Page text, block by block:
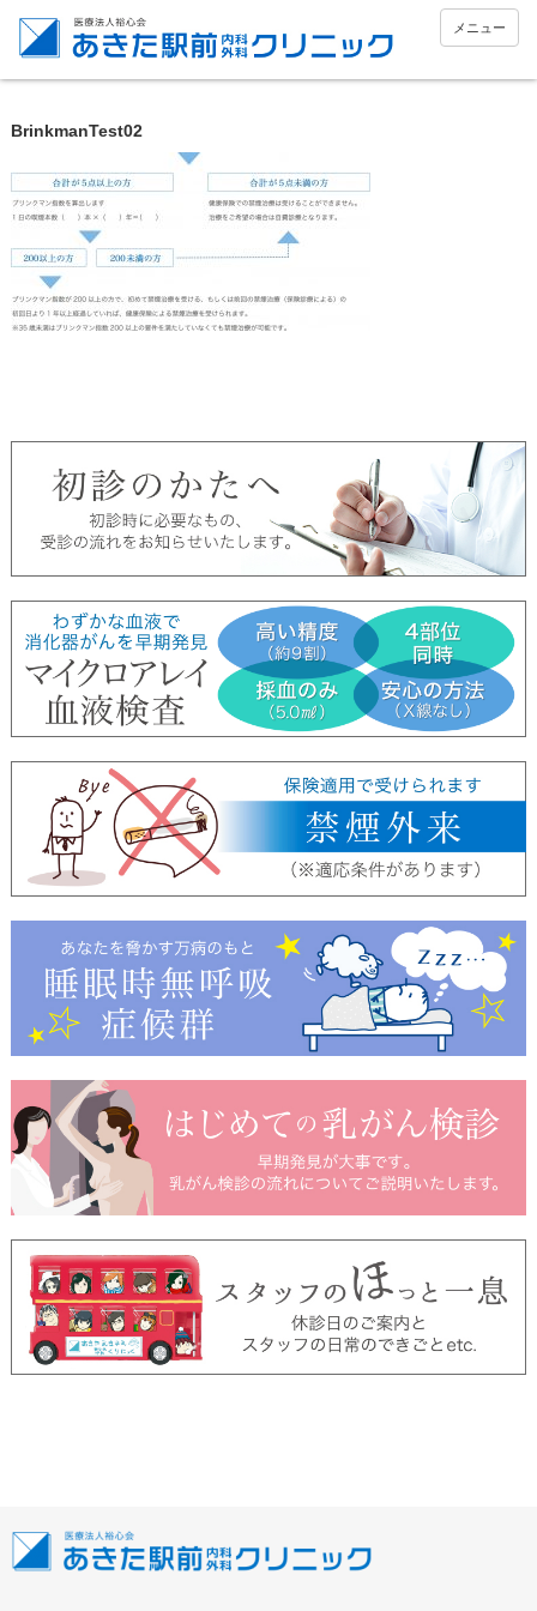
メニュー
BrinkmanTest02